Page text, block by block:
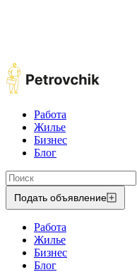
Работа
Жилье
Бизнес
Блог
Подать объявление
Работа
Жилье
Бизнес
Блог